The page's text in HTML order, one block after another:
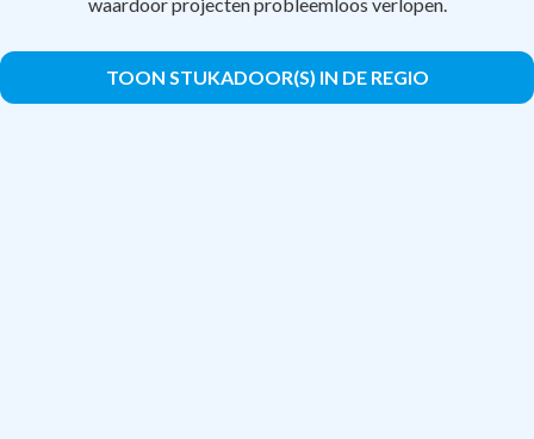
TOON STUKADOOR(S) IN DE REGIO